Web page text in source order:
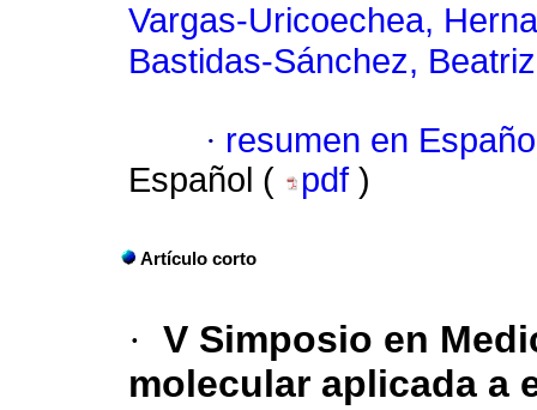
Vargas-Uricoechea,
Bastidas-Sánchez,
· resumen en
Español (
pdf )
Artículo corto
· V Simposio en
molecular aplicada a